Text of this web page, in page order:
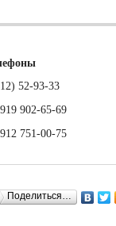
52-93-33
902-65-69
751-00-75
Поделиться…